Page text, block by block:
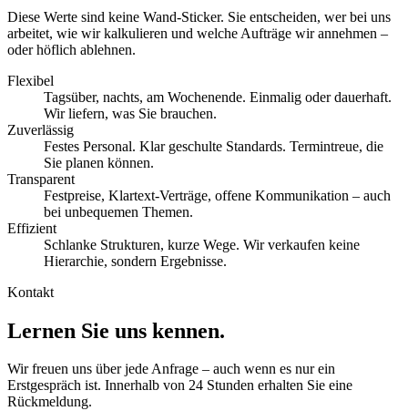
Diese Werte sind keine Wand-Sticker. Sie entscheiden, wer bei uns
arbeitet, wie wir kalkulieren und welche Aufträge wir annehmen –
oder höflich ablehnen.
Flexibel
Tagsüber, nachts, am Wochenende. Einmalig oder dauerhaft.
Wir liefern, was Sie brauchen.
Zuverlässig
Festes Personal. Klar geschulte Standards. Termintreue, die
Sie planen können.
Transparent
Festpreise, Klartext-Verträge, offene Kommunikation – auch
bei unbequemen Themen.
Effizient
Schlanke Strukturen, kurze Wege. Wir verkaufen keine
Hierarchie, sondern Ergebnisse.
Kontakt
Lernen Sie uns kennen.
Wir freuen uns über jede Anfrage – auch wenn es nur ein
Erstgespräch ist. Innerhalb von 24 Stunden erhalten Sie eine
Rückmeldung.